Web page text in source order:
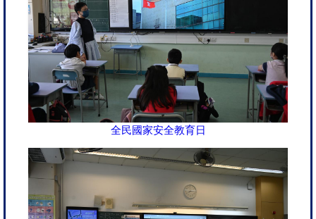
全民國家安全教育日